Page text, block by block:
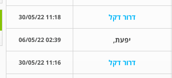
דרור דקל 11:18 30/05/22
יפעת, 02:39 06/05/22
דרור דקל 11:16 30/05/22